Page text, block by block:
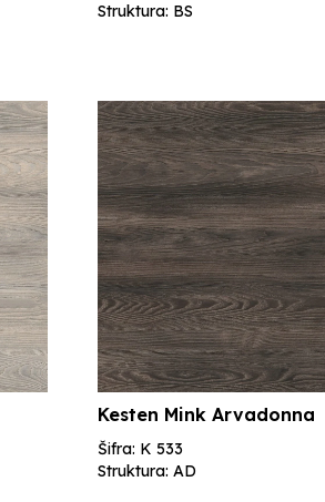
Struktura: BS
Kesten Mink Arvadonna
Šifra: K 533
Struktura: AD